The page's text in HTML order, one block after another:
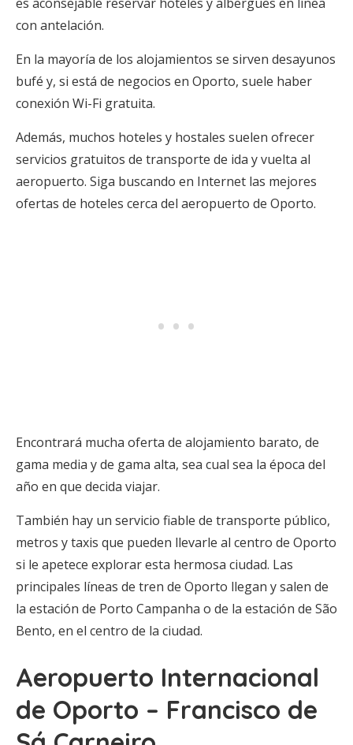
con antelación.
En la mayoría de los alojamientos se sirven desayunos
bufé y, si está de negocios en Oporto, suele haber
conexión Wi-Fi gratuita.
Además, muchos hoteles y hostales suelen ofrecer
servicios gratuitos de transporte de ida y vuelta al
aeropuerto. Siga buscando en Internet las mejores
ofertas de hoteles cerca del aeropuerto de Oporto.
Encontrará mucha oferta de alojamiento barato, de
gama media y de gama alta, sea cual sea la época del
año en que decida viajar.
También hay un servicio fiable de transporte público,
metros y taxis que pueden llevarle al centro de Oporto
si le apetece explorar esta hermosa ciudad. Las
principales líneas de tren de Oporto llegan y salen de
la estación de Porto Campanha o de la estación de São
Bento, en el centro de la ciudad.
Aeropuerto Internacional
de Oporto – Francisco de